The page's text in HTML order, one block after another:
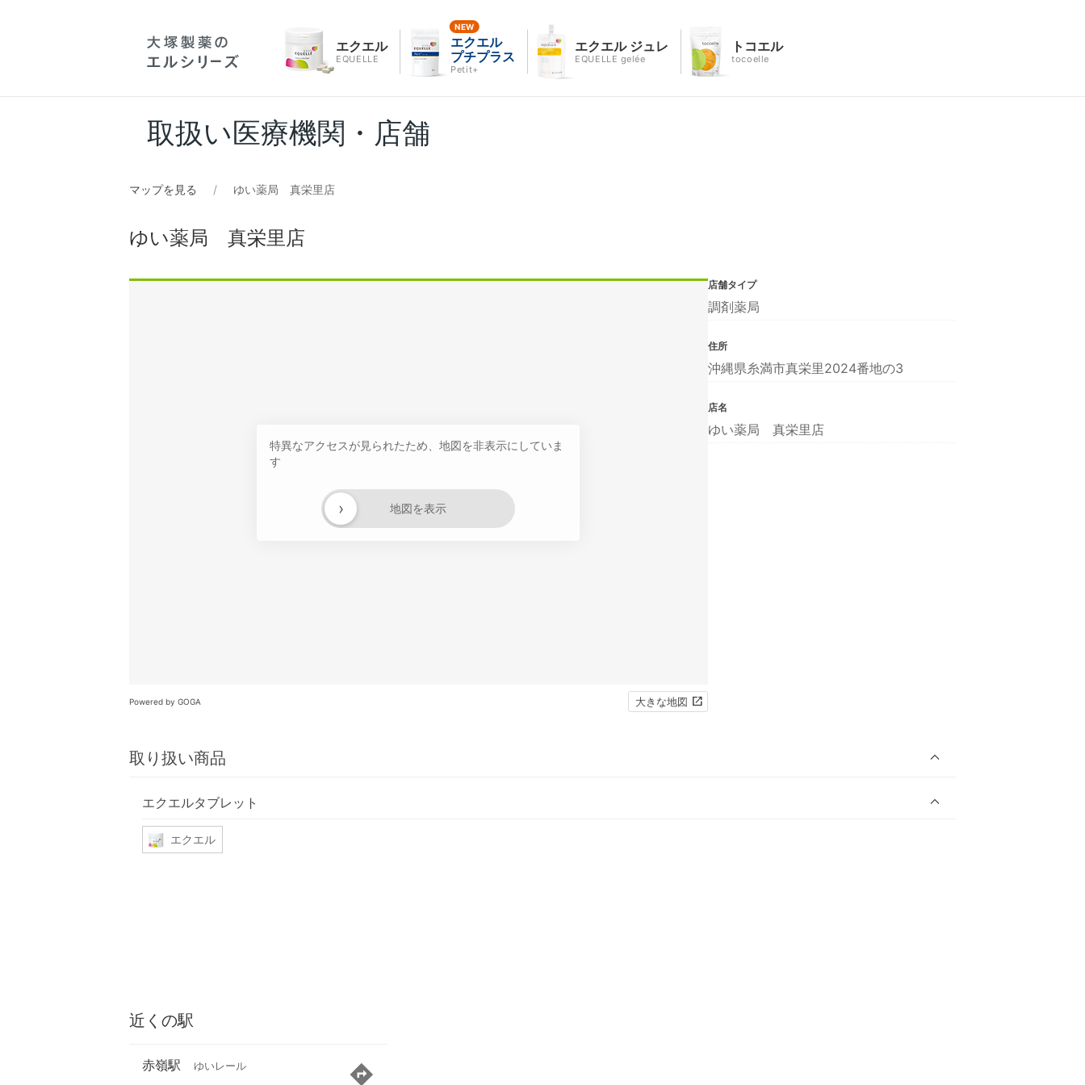
エクエル
EQUELLE
エクエル
プチプラス
Petit+
エクエル ジュレ
EQUELLE gelée
トコエル
tocoelle
取扱い医療機関・店舗
マップを見る ゆい薬局 真栄里店
ゆい薬局 真栄里店
特異なアクセスが見られたため、地図を非表示にしていま
す
地図を表示
›
Powered by GOGA 大きな地図
取り扱い商品
エクエルタブレット
エクエル
店舗タイプ
調剤薬局
住所
沖縄県糸満市真栄里2024番地の3
店名
ゆい薬局 真栄里店
近くの駅
赤嶺駅 ゆいレール